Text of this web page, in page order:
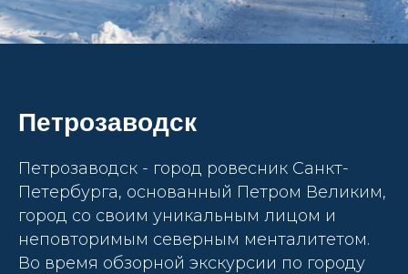
Петрозаводск
Петрозаводск - город ровесник Санкт-
Петербурга, основанный Петром Великим,
город со своим уникальным лицом и
неповторимым северным менталитетом.
Во время обзорной экскурсии по городу